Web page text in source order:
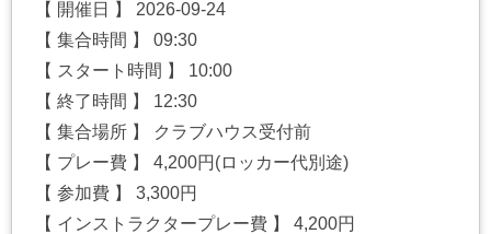
【 開催日 】 2026-09-24
【 集合時間 】 09:30
【 スタート時間 】 10:00
【 終了時間 】 12:30
【 集合場所 】 クラブハウス受付前
【 プレー費 】 4,200円(ロッカー代別途)
【 参加費 】 3,300円
【 インストラクタープレー費 】 4,200円